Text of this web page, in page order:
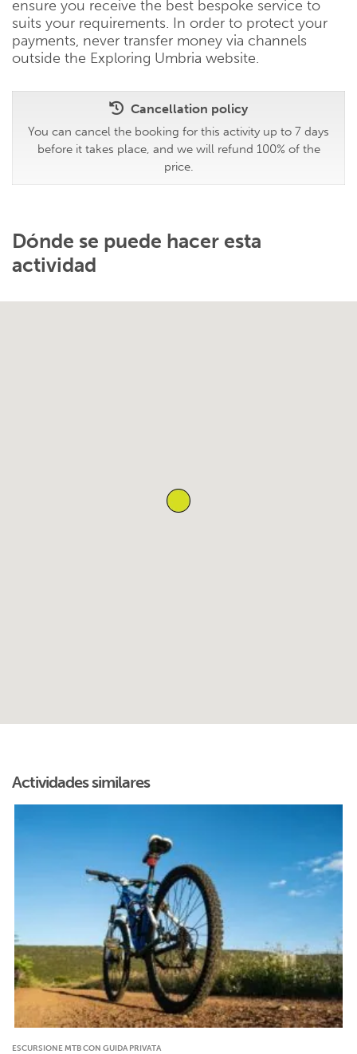
ensure you receive the best bespoke service to
suits your requirements. In order to protect your
payments, never transfer money via channels
outside the Exploring Umbria website.
Cancellation policy
You can cancel the booking for this activity up to 7 days
before it takes place, and we will refund 100% of the
price.
Dónde se puede hacer esta
actividad
Actividades similares
ESCURSIONE MTB CON GUIDA PRIVATA